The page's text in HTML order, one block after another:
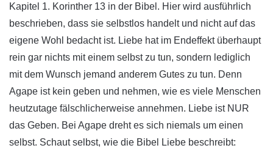
Kapitel 1. Korinther 13 in der Bibel. Hier wird ausführlich
beschrieben, dass sie selbstlos handelt und nicht auf das
eigene Wohl bedacht ist. Liebe hat im Endeffekt überhaupt
rein gar nichts mit einem selbst zu tun, sondern lediglich
mit dem Wunsch jemand anderem Gutes zu tun. Denn
Agape ist kein geben und nehmen, wie es viele Menschen
heutzutage fälschlicherweise annehmen. Liebe ist NUR
das Geben. Bei Agape dreht es sich niemals um einen
selbst. Schaut selbst, wie die Bibel Liebe beschreibt: